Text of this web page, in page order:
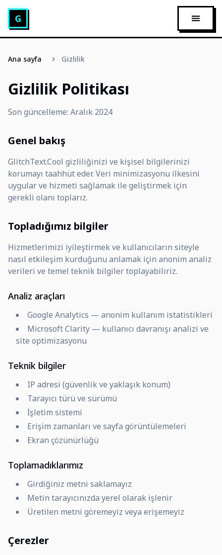
Glitch Metin Oluşturucu
G ANA
Ana sayfa Gizlilik
Gizlilik Politikası
Son güncelleme: Aralık 2024
Genel bakış
GlitchText.Cool gizliliğinizi ve kişisel bilgilerinizi
korumayı taahhüt eder. Veri minimizasyonu ilkesini
uygular ve hizmeti sağlamak ile geliştirmek için
gerekli olanı toplarız.
Topladığımız bilgiler
Hizmetlerimizi iyileştirmek ve kullanıcıların siteyle
nasıl etkileşim kurduğunu anlamak için anonim analiz
verileri ve temel teknik bilgiler toplayabiliriz.
Analiz araçları
Google Analytics — anonim kullanım istatistikleri
Microsoft Clarity — kullanıcı davranışı analizi ve
site optimizasyonu
Teknik bilgiler
IP adresi (güvenlik ve yaklaşık konum)
Tarayıcı türü ve sürümü
İşletim sistemi
Erişim zamanları ve sayfa görüntülemeleri
Ekran çözünürlüğü
Toplamadıklarımız
Girdiğiniz metni saklamayız
Metin tarayıcınızda yerel olarak işlenir
Üretilen metni göremeyiz veya erişemeyiz
Çerezler